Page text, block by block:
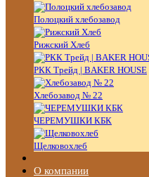
Полоцкий хлебозавод
Рижский Хлеб
РКК Трейд | BAKER HOUSE
Хлебозавод № 22
ЧЕРЕМУШКИ КБК
Щелковохлеб
О компании